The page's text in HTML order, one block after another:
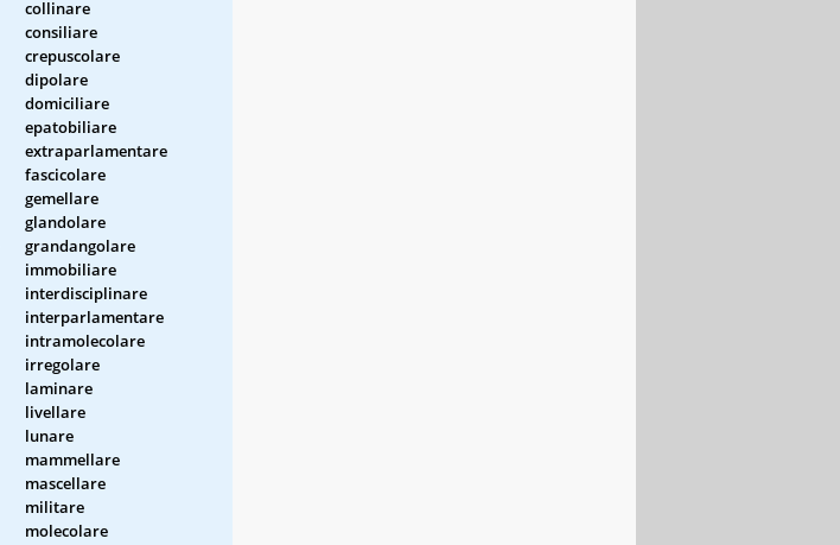
collinare
consiliare
crepuscolare
dipolare
domiciliare
epatobiliare
extraparlamentare
fascicolare
gemellare
glandolare
grandangolare
immobiliare
interdisciplinare
interparlamentare
intramolecolare
irregolare
laminare
livellare
lunare
mammellare
mascellare
militare
molecolare